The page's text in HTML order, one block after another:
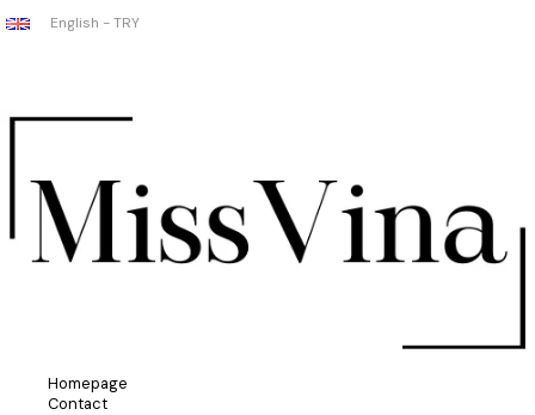
English - TRY
Homepage
Contact